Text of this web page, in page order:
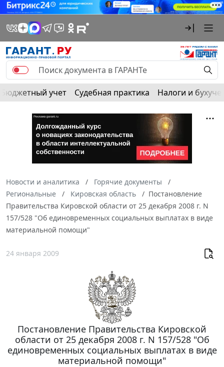
Бюджетный учет Судебная практика Налоги и
Новости и аналитика
Горячие документы
Региональные
Кировская область
Постановление
Правительства Кировской области от 25 декабря 2008 г. N
157/528 "Об единовременных социальных выплатах в виде
материальной помощи"
24 января 2009
Постановление Правительства Кировской
области от 25 декабря 2008 г. N 157/528 "Об
единовременных социальных выплатах в виде
материальной помощи"